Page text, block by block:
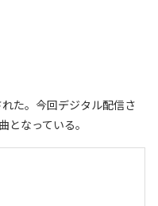
れた。今回デジタル配信さ
となっている。